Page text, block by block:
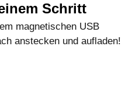
Schritt
magnetischen USB
anstecken und aufladen!